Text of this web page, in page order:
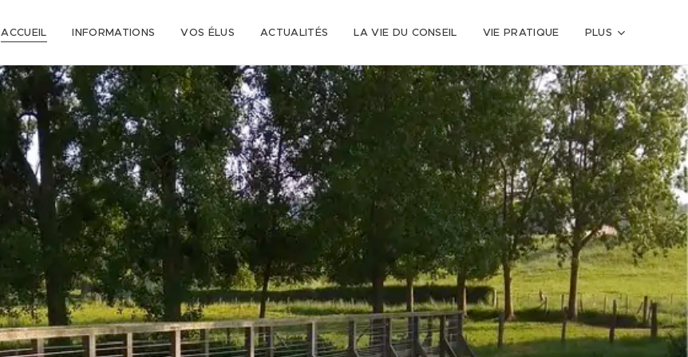
ACCUEIL INFORMATIONS VOS ÉLUS ACTUALITÉS LA VIE DU CONSEIL VIE PRATIQUE PLUS